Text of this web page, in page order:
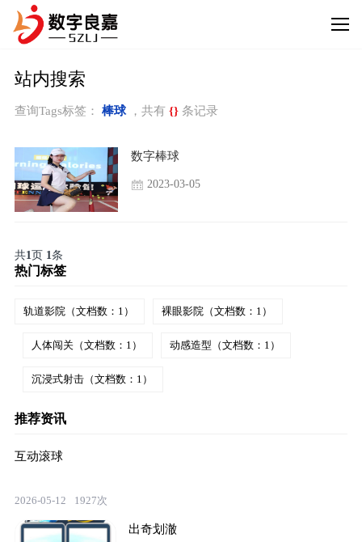
站内搜索
查询Tags标签： 棒球，共有 {}条记录
数字棒球
2023-03-05
共1页 1条
热门标签
轨道影院（文档数：1） 裸眼影院（文档数：1）
人体闯关（文档数：1） 动感造型（文档数：1）
沉浸式射击（文档数：1）
推荐资讯
互动滚球
2026-05-12 1927次
出奇划澈